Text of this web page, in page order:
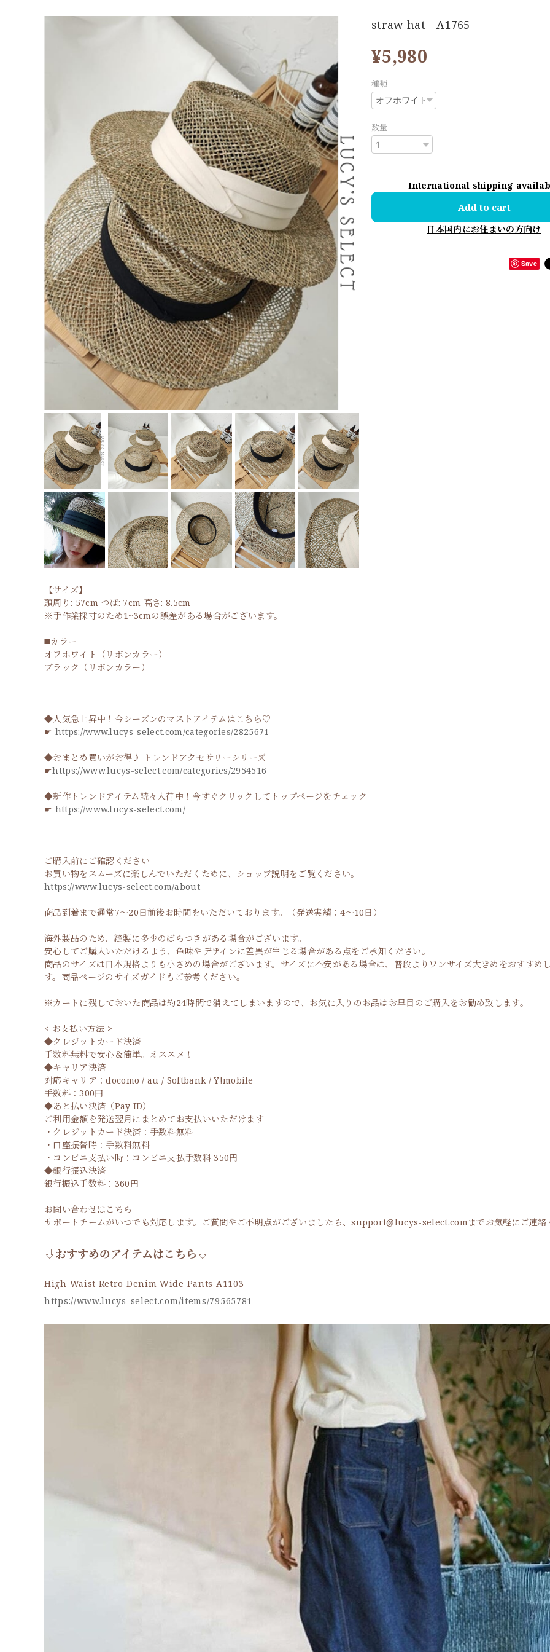
straw hat A1765
¥5,980
種類
数量
International shipping
Add to cart
日本国内にお住まいの方向け
Save
【サイズ】
頭周り: 57cm つば: 7cm 高さ: 8.5cm
※手作業採寸のため1~3cmの誤差がある場合がございます。
◼️カラー
オフホワイト（リボンカラー）
ブラック（リボンカラー）
----------------------------------------
◆人気急上昇中！今シーズンのマストアイテムはこちら♡
☛ https://www.lucys-select.com/categories/2825671
◆おまとめ買いがお得♪ トレンドアクセサリーシリーズ
☛https://www.lucys-select.com/categories/2954516
◆新作トレンドアイテム続々入荷中！今すぐクリックしてトップページをチェック
☛ https://www.lucys-select.com/
----------------------------------------
ご購入前にご確認ください
お買い物をスムーズに楽しんでいただくために、ショップ説明をご覧ください。
https://www.lucys-select.com/about
商品到着まで通常7〜20日前後お時間をいただいております。（発送実績：4〜10日）
海外製品のため、縫製に多少のばらつきがある場合がございます。
安心してご購入いただけるよう、色味やデザインに差異が生じる場合がある点をご承知ください。
商品のサイズは日本規格よりも小さめの場合がございます。サイズに不安がある場合は、普段よりワンサイズ大きめをおすすめ
す。商品ページのサイズガイドもご参考ください。
※カートに残しておいた商品は約24時間で消えてしまいますので、お気に入りのお品はお早目のご購入をお勧め致します。
< お支払い方法 >
◆クレジットカード決済
手数料無料で安心＆簡単。オススメ！
◆キャリア決済
対応キャリア：docomo / au / Softbank / Y!mobile
手数料：300円
◆あと払い決済（Pay ID）
ご利用金額を発送翌月にまとめてお支払いいただけます
・クレジットカード決済：手数料無料
・口座振替時：手数料無料
・コンビニ支払い時：コンビニ支払手数料 350円
◆銀行振込決済
銀行振込手数料：360円
お問い合わせはこちら
サポートチームがいつでも対応します。ご質問やご不明点がございましたら、support@lucys-select.comまでお気軽にご連絡
⇩おすすめのアイテムはこちら⇩
High Waist Retro Denim Wide Pants A1103
https://www.lucys-select.com/items/79565781